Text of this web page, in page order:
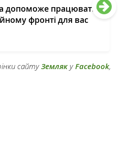
допоможе працювати
фронті для вас
сайтуЗемлякуFacebook,